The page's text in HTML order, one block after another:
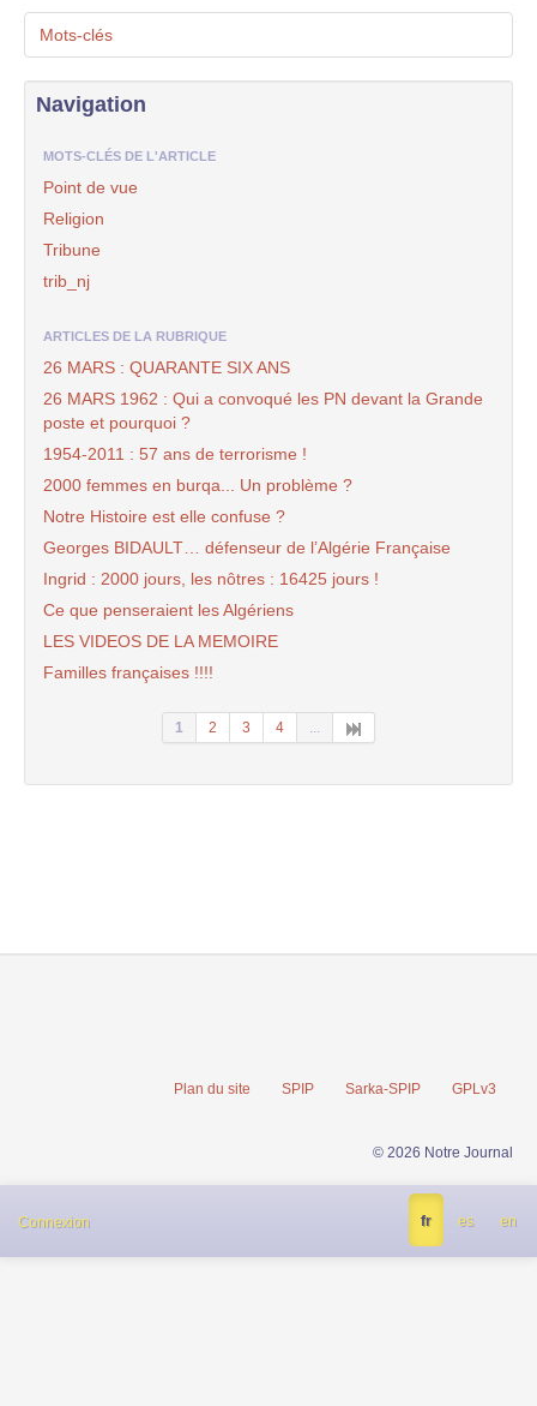
Mots-clés
Navigation
MOTS-CLÉS DE L'ARTICLE
Point de vue
Religion
Tribune
trib_nj
ARTICLES DE LA RUBRIQUE
26 MARS : QUARANTE SIX ANS
26 MARS 1962 : Qui a convoqué les PN devant la Grande
poste et pourquoi ?
1954-2011 : 57 ans de terrorisme !
2000 femmes en burqa... Un problème ?
Notre Histoire est elle confuse ?
Georges BIDAULT… défenseur de l’Algérie Française
Ingrid : 2000 jours, les nôtres : 16425 jours !
Ce que penseraient les Algériens
LES VIDEOS DE LA MEMOIRE
Familles françaises !!!!
1 2 3 4 ...
Plan du site SPIP Sarka-SPIP GPLv3
© 2026 Notre Journal
Connexion fr es en